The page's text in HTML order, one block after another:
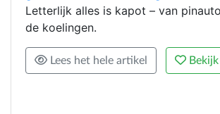
Letterlijk alles is kapot – van
de koelingen.
Lees het hele artikel